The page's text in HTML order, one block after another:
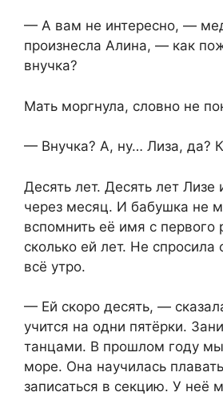
— А вам не интересно, —
произнесла Алина, — как
внучка?
Мать моргнула, словно не
— Внучка? А, ну… Лиза, да?
Десять лет. Десять лет Лизе
через месяц. И бабушка не
вспомнить её имя с первого
сколько ей лет. Не спросила
всё утро.
— Ей скоро десять, —
учится на одни пятёрки.
танцами. В прошлом году
море. Она научилась
записаться в секцию. У неё